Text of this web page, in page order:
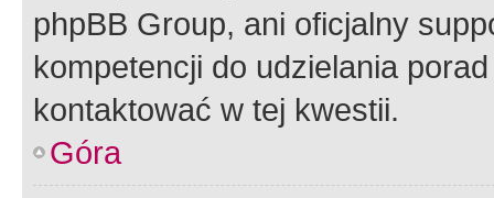
phpBB Group, ani oficjalny
kompetencji do udzielania
kontaktować w tej kwestii.
Góra